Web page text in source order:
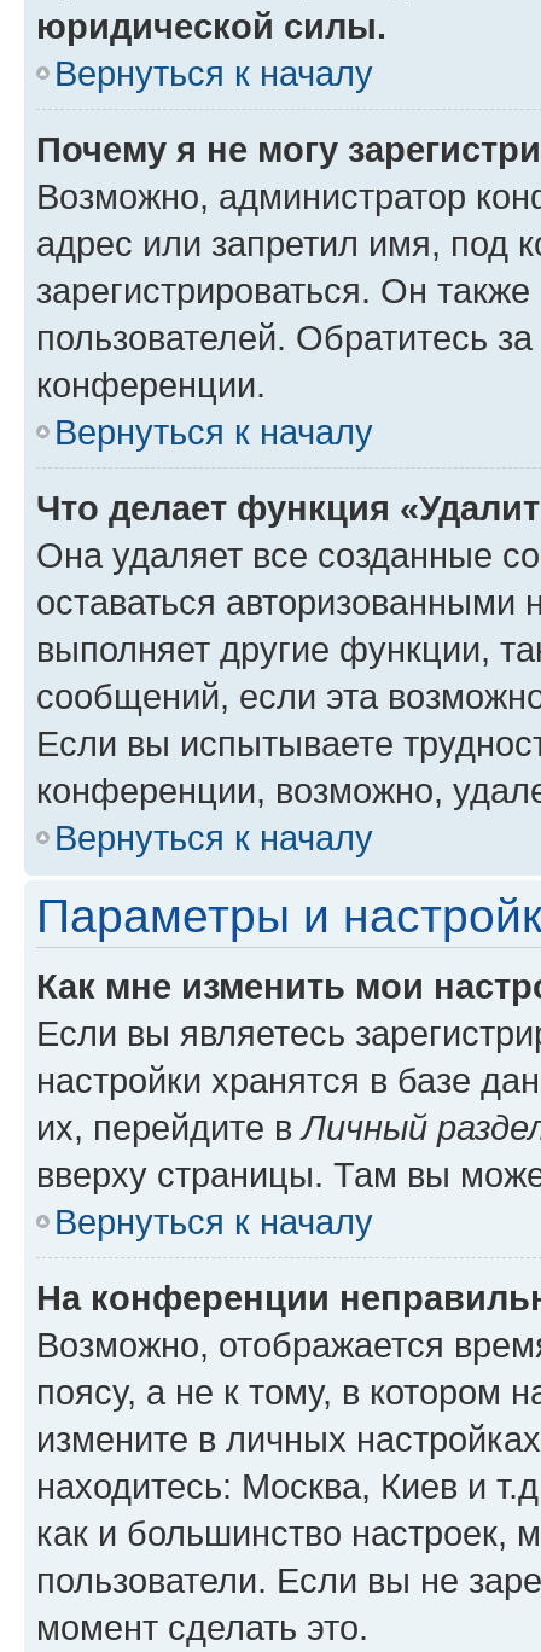
юридической силы.
Вернуться к началу
Почему я не могу
Возможно, администратор
адрес или запретил имя, под
зарегистрироваться. Он
пользователей. Обратитесь
конференции.
Вернуться к началу
Что делает функция
Она удаляет все созданные
оставаться авторизованными
выполняет другие функции,
сообщений, если эта
Если вы испытываете
конференции, возможно,
Вернуться к началу
Параметры и
Как мне изменить мои
Если вы являетесь
настройки хранятся в базе
их, перейдите вЛичный
вверху страницы. Там вы
Вернуться к началу
На конференции
Возможно, отображается
поясу, а не к тому, в котором
измените в личных
находитесь: Москва, Киев и
как и большинство настроек,
пользователи. Если вы не
момент сделать это.